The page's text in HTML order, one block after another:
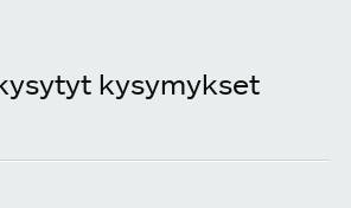
kysymykset